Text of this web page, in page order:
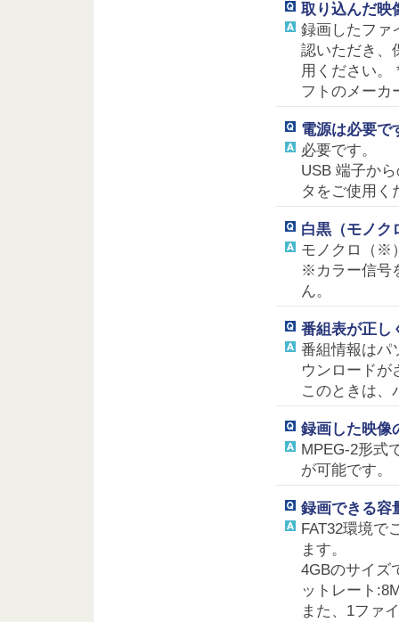
取り込んだ映
録画したファ
認いただき、
用ください。
フトのメーカ
電源は必要で
必要です。
USB 端子か
タをご使用く
白黒（モノク
モノクロ（※
※カラー信号
ん。
番組表が正し
番組情報はパ
ウンロードが
このときは、
録画した映像
MPEG-2形式
が可能です。
録画できる容
FAT32環境で
ます。
4GBのサイズ
ットレート
また、1ファ